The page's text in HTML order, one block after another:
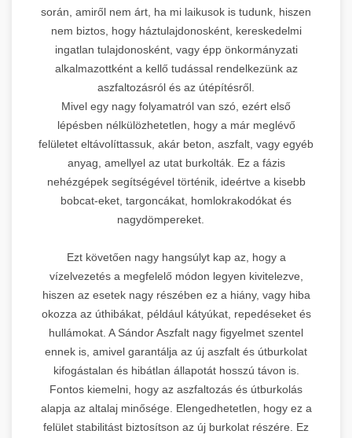
során, amiről nem árt, ha mi laikusok is tudunk, hiszen
nem biztos, hogy háztulajdonosként, kereskedelmi
ingatlan tulajdonosként, vagy épp önkormányzati
alkalmazottként a kellő tudással rendelkezünk az
aszfaltozásról és az útépítésről.
Mivel egy nagy folyamatról van szó, ezért első
lépésben nélkülözhetetlen, hogy a már meglévő
felületet eltávolíttassuk, akár beton, aszfalt, vagy egyéb
anyag, amellyel az utat burkolták. Ez a fázis
nehézgépek segítségével történik, ideértve a kisebb
bobcat-eket, targoncákat, homlokrakodókat és
nagydömpereket.
Ezt követően nagy hangsúlyt kap az, hogy a
vízelvezetés a megfelelő módon legyen kivitelezve,
hiszen az esetek nagy részében ez a hiány, vagy hiba
okozza az úthibákat, például kátyúkat, repedéseket és
hullámokat. A Sándor Aszfalt nagy figyelmet szentel
ennek is, amivel garantálja az új aszfalt és útburkolat
kifogástalan és hibátlan állapotát hosszú távon is.
Fontos kiemelni, hogy az aszfaltozás és útburkolás
alapja az altalaj minősége. Elengedhetetlen, hogy ez a
felület stabilitást biztosítson az új burkolat részére. Ez